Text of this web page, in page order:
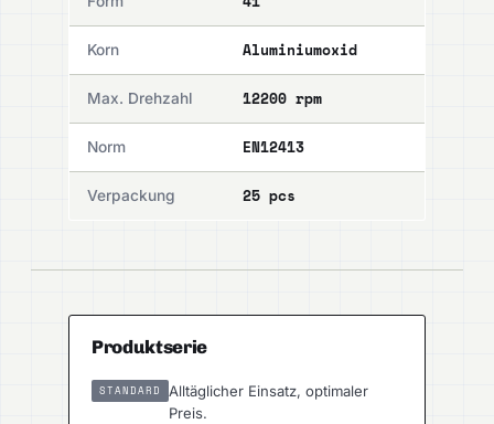
Korn Aluminiumoxid
Max. Drehzahl 12200 rpm
Norm EN12413
Verpackung 25 pcs
Produktserie
STANDARD
Alltäglicher Einsatz, optimaler
Preis.